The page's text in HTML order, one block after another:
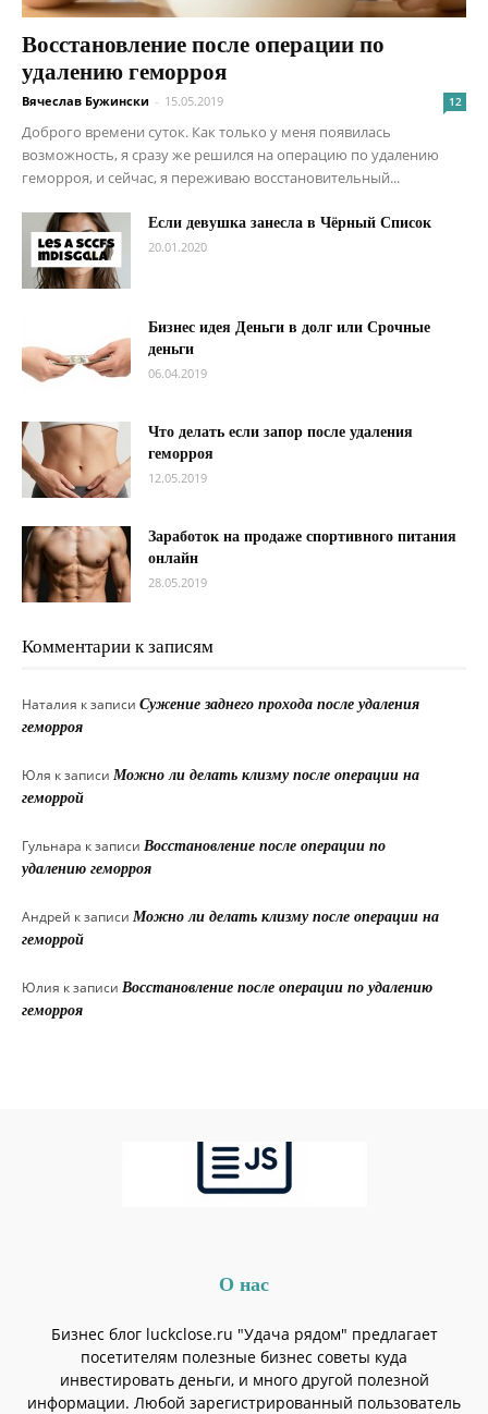
Восстановление после операции по
удалению геморроя
Вячеслав Бужински - 15.05.2019 12
Доброго времени суток. Как только у меня появилась
возможность, я сразу же решился на операцию по удалению
геморроя, и сейчас, я переживаю восстановительный...
Если девушка занесла в Чёрный Список
20.01.2020
Бизнес идея Деньги в долг или Срочные
деньги
06.04.2019
Что делать если запор после удаления
геморроя
12.05.2019
Заработок на продаже спортивного питания
онлайн
28.05.2019
Комментарии к записям
Наталия к записи Сужение заднего прохода после удаления
геморроя
Юля к записи Можно ли делать клизму после операции на
геморрой
Гульнара к записи Восстановление после операции по
удалению геморроя
Андрей к записи Можно ли делать клизму после операции на
геморрой
Юлия к записи Восстановление после операции по удалению
геморроя
О нас
Бизнес блог luckclose.ru "Удача рядом" предлагает
посетителям полезные бизнес советы куда
инвестировать деньги, и много другой полезной
информации. Любой зарегистрированный пользователь